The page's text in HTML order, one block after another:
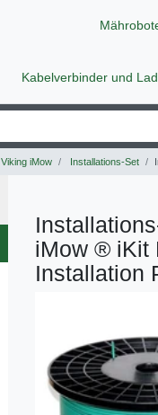
Kabelverbinder und
Viking iMow Installations-Set
iMow ® iKit
Installation